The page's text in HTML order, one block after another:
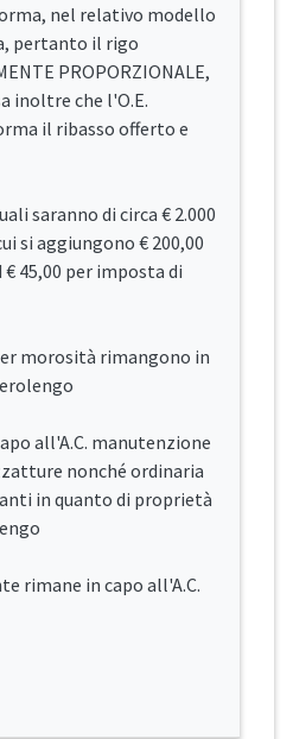
nel relativo modello
pertanto il rigo
PROPORZIONALE,
inoltre che l'O.E.
il ribasso offerto e
saranno di circa € 2.000
si aggiungono € 200,00
45,00 per imposta di
morosità rimangono in
all'A.C. manutenzione
nonché ordinaria
in quanto di proprietà
rimane in capo all'A.C.